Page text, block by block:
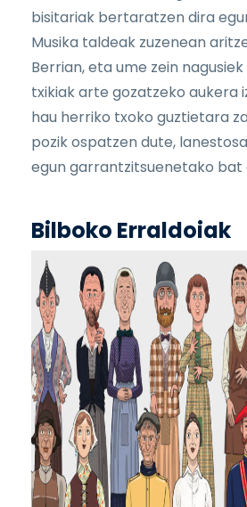
bisitariak bertaratzen dira
Musika taldeak zuzenean
Berrian, eta ume zein
txikiak arte gozatzeko aukera
hau herriko txoko guztietara
pozik ospatzen dute,
egun garrantzitsuenetako bat
Bilboko Erraldoiak